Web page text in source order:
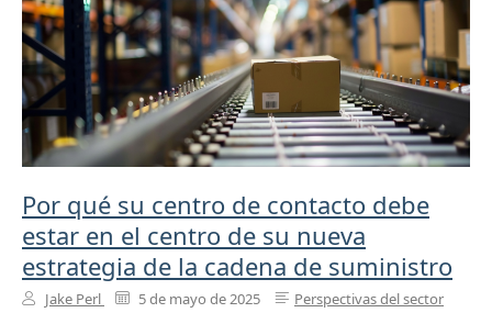
Por qué su centro de contacto debe
estar en el centro de su nueva
estrategia de la cadena de suministro
Jake Perl 5 de mayo de 2025 Perspectivas del sector